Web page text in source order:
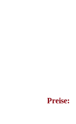
Preise: